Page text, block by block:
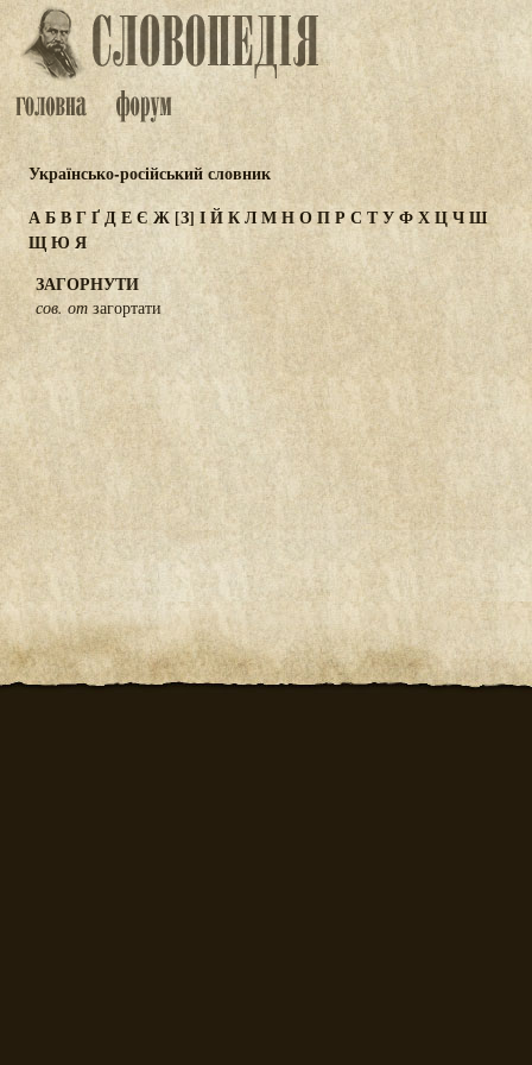
Українсько-російський словник
АБВГҐДЕЄ Ж[З] ІЙКЛМНОПР С ТУФХЦЧШ
ЩЮ Я
ЗАГОРНУТИ
сов. от загортати